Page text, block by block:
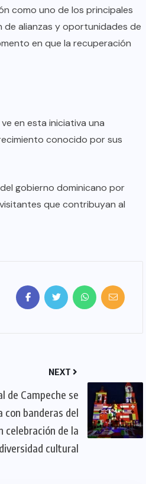
como uno de los principales
de alianzas y oportunidades de
en que la recuperación
en esta iniciativa una
conocido por sus
gobierno dominicano por
que contribuyan al
NEXT
de Campeche se
con banderas del
celebración de la
diversidad cultural